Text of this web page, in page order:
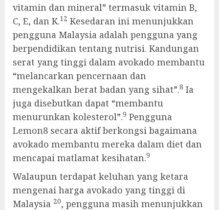
vitamin dan mineral” termasuk vitamin B,
C, E, dan K.12 Kesedaran ini menunjukkan
pengguna Malaysia adalah pengguna yang
berpendidikan tentang nutrisi. Kandungan
serat yang tinggi dalam avokado membantu
“melancarkan pencernaan dan
mengekalkan berat badan yang sihat”.8 Ia
juga disebutkan dapat “membantu
menurunkan kolesterol”.9 Pengguna
Lemon8 secara aktif berkongsi bagaimana
avokado membantu mereka dalam diet dan
mencapai matlamat kesihatan.9
Walaupun terdapat keluhan yang ketara
mengenai harga avokado yang tinggi di
Malaysia 20, pengguna masih menunjukkan